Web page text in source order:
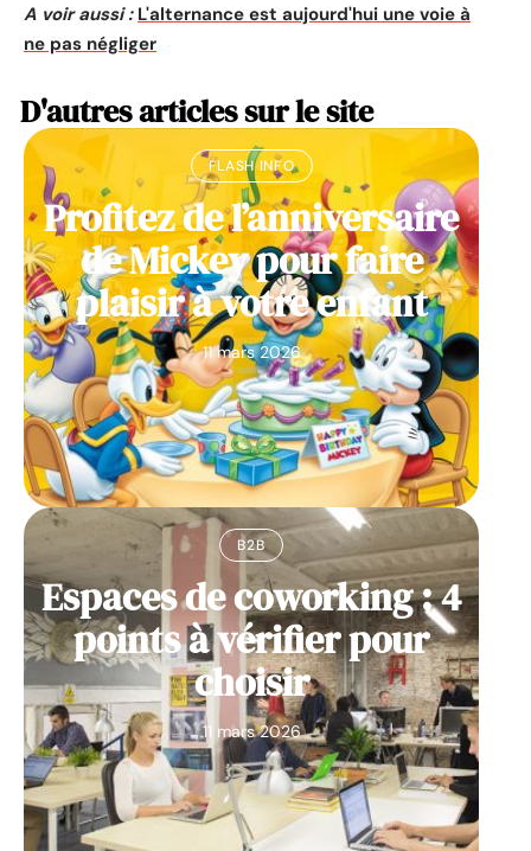
A voir aussi : L'alternance est aujourd'hui une voie à
ne pas négliger
D'autres articles sur le site
FLASH INFO
Profitez de l’anniversaire
de Mickey pour faire
plaisir à votre enfant
11 mars 2026
B2B
Espaces de coworking : 4
points à vérifier pour
choisir
11 mars 2026